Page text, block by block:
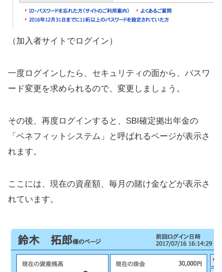
（加入者サイトでログイン）
一度ログインしたら、セキュリティの面から、パスワ
ード変更を求められるので、変更しましょう。
その後、再度ログインすると、SBI確定拠出年金の
「ベネフィットシステム」と呼ばれるページが表示さ
れます。
ここには、現在の資産額、毎月の賭け金などが表示さ
れています。